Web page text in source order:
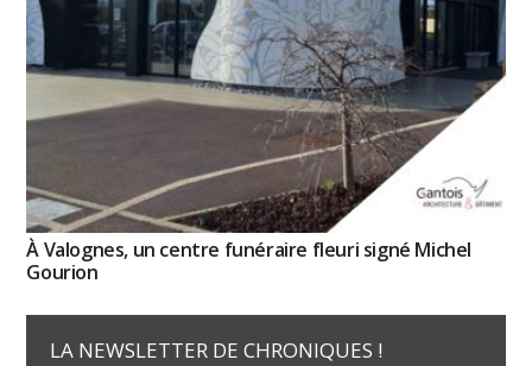
À Valognes, un centre funéraire fleuri signé Michel
Gourion
LA NEWSLETTER DE CHRONIQUES !